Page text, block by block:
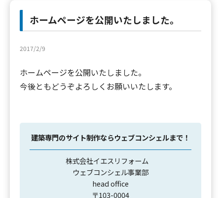
ホームページを公開いたしました。
2017/2/9
ホームページを公開いたしました。
今後ともどうぞよろしくお願いいたします。
建築専門のサイト制作ならウェブコンシェルまで！
株式会社イエスリフォーム
ウェブコンシェル事業部
head office
〒103-0004